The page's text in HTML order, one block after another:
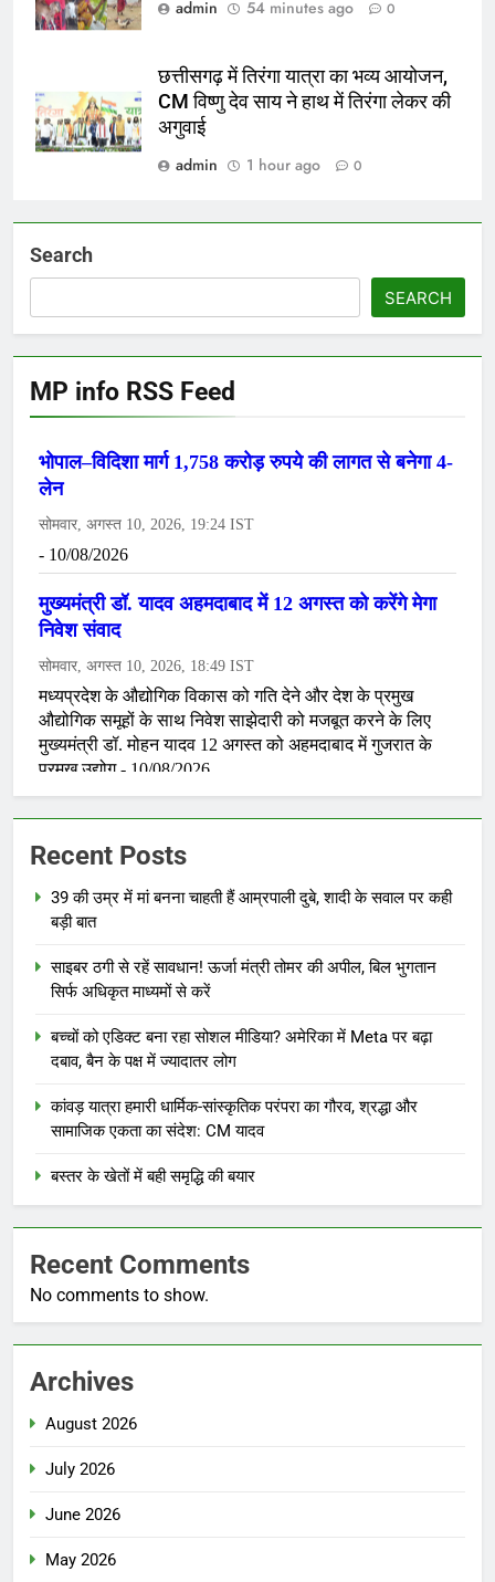
admin 54 minutes ago 0
छत्तीसगढ़ में तिरंगा यात्रा का भव्य आयोजन,
CM विष्णु देव साय ने हाथ में तिरंगा लेकर की
अगुवाई
admin
1 hour ago 0
Search
SEARCH
MP info RSS Feed
Recent Posts
39 की उम्र में मां बनना चाहती हैं आम्रपाली दुबे, शादी के सवाल पर कही
बड़ी बात
साइबर ठगी से रहें सावधान! ऊर्जा मंत्री तोमर की अपील, बिल भुगतान
सिर्फ अधिकृत माध्यमों से करें
बच्चों को एडिक्ट बना रहा सोशल मीडिया? अमेरिका में Meta पर बढ़ा
दबाव, बैन के पक्ष में ज्यादातर लोग
कांवड़ यात्रा हमारी धार्मिक-सांस्कृतिक परंपरा का गौरव, श्रद्धा और
सामाजिक एकता का संदेश: CM यादव
बस्तर के खेतों में बही समृद्धि की बयार
Recent Comments
No comments to show.
Archives
August 2026
July 2026
June 2026
May 2026